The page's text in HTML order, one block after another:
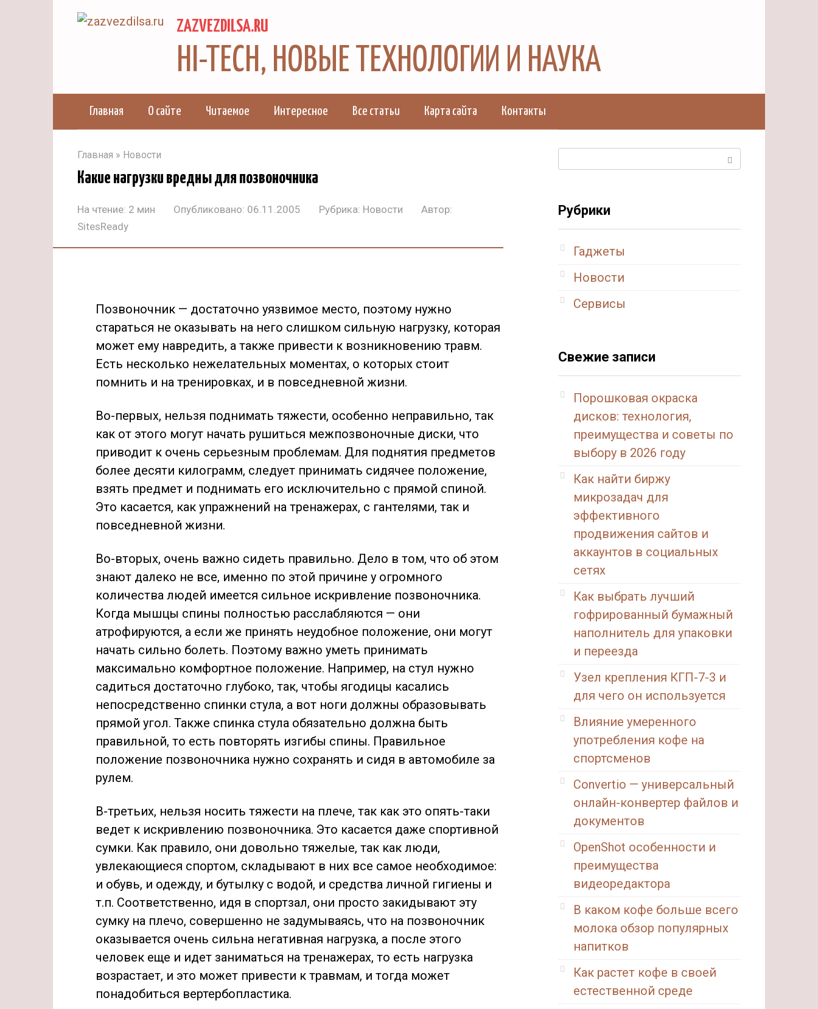
ZAZVEZDILSA.RU
HI-TECH, НОВЫЕ ТЕХНОЛОГИИ И НАУКА
Главная О сайте Читаемое Интересное Все статьи Карта сайта Контакты
Главная » Новости
Какие нагрузки вредны для позвоночника
На чтение: 2 мин Опубликовано: 06.11.2005 Рубрика: Новости
Автор:
SitesReady
Позвоночник — достаточно уязвимое место, поэтому нужно
стараться не оказывать на него слишком сильную нагрузку, которая
может ему навредить, а также привести к возникновению травм.
Есть несколько нежелательных моментах, о которых стоит
помнить и на тренировках, и в повседневной жизни.
Во-первых, нельзя поднимать тяжести, особенно неправильно, так
как от этого могут начать рушиться межпозвоночные диски, что
приводит к очень серьезным проблемам. Для поднятия предметов
более десяти килограмм, следует принимать сидячее положение,
взять предмет и поднимать его исключительно с прямой спиной.
Это касается, как упражнений на тренажерах, с гантелями, так и
повседневной жизни.
Во-вторых, очень важно сидеть правильно. Дело в том, что об этом
знают далеко не все, именно по этой причине у огромного
количества людей имеется сильное искривление позвоночника.
Когда мышцы спины полностью расслабляются — они
атрофируются, а если же принять неудобное положение, они могут
начать сильно болеть. Поэтому важно уметь принимать
максимально комфортное положение. Например, на стул нужно
садиться достаточно глубоко, так, чтобы ягодицы касались
непосредственно спинки стула, а вот ноги должны образовывать
прямой угол. Также спинка стула обязательно должна быть
правильной, то есть повторять изгибы спины. Правильное
положение позвоночника нужно сохранять и сидя в автомобиле за
рулем.
В-третьих, нельзя носить тяжести на плече, так как это опять-таки
ведет к искривлению позвоночника. Это касается даже спортивной
сумки. Как правило, они довольно тяжелые, так как люди,
увлекающиеся спортом, складывают в них все самое необходимое:
и обувь, и одежду, и бутылку с водой, и средства личной гигиены и
т.п. Соответственно, идя в спортзал, они просто закидывают эту
сумку на плечо, совершенно не задумываясь, что на позвоночник
оказывается очень сильна негативная нагрузка, а после этого
человек еще и идет заниматься на тренажерах, то есть нагрузка
возрастает, и это может привести к травмам, и тогда может
понадобиться вертербопластика.
Рубрики
Гаджеты
Новости
Сервисы
Свежие записи
Порошковая окраска
дисков: технология,
преимущества и советы по
выбору в 2026 году
Как найти биржу
микрозадач для
эффективного
продвижения сайтов и
аккаунтов в социальных
сетях
Как выбрать лучший
гофрированный бумажный
наполнитель для упаковки
и переезда
Узел крепления КГП-7-3 и
для чего он используется
Влияние умеренного
употребления кофе на
спортсменов
Convertio — универсальный
онлайн-конвертер файлов и
документов
OpenShot особенности и
преимущества
видеоредактора
В каком кофе больше всего
молока обзор популярных
напитков
Как растет кофе в своей
естественной среде